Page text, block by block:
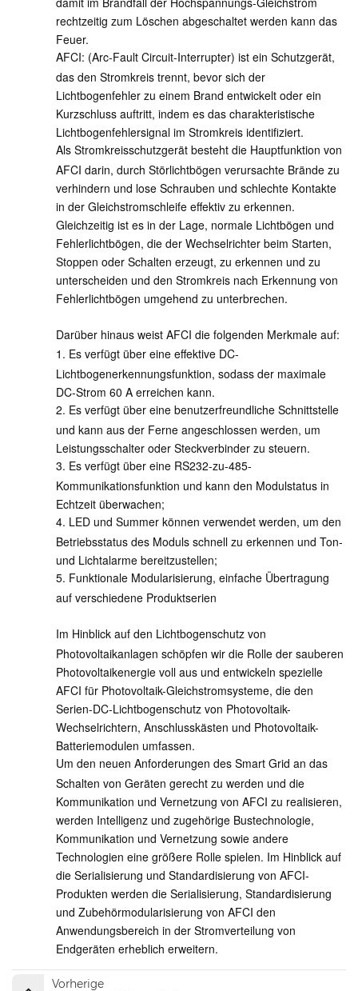
rechtzeitig zum Löschen abgeschaltet werden kann das
Feuer.
AFCI: (Arc-Fault Circuit-Interrupter) ist ein Schutzgerät,
das den Stromkreis trennt, bevor sich der
Lichtbogenfehler zu einem Brand entwickelt oder ein
Kurzschluss auftritt, indem es das charakteristische
Lichtbogenfehlersignal im Stromkreis identifiziert.
Als Stromkreisschutzgerät besteht die Hauptfunktion von
AFCI darin, durch Störlichtbögen verursachte Brände zu
verhindern und lose Schrauben und schlechte Kontakte
in der Gleichstromschleife effektiv zu erkennen.
Gleichzeitig ist es in der Lage, normale Lichtbögen und
Fehlerlichtbögen, die der Wechselrichter beim Starten,
Stoppen oder Schalten erzeugt, zu erkennen und zu
unterscheiden und den Stromkreis nach Erkennung von
Fehlerlichtbögen umgehend zu unterbrechen.
Darüber hinaus weist AFCI die folgenden Merkmale auf:
1. Es verfügt über eine effektive DC-
Lichtbogenerkennungsfunktion, sodass der maximale
DC-Strom 60 A erreichen kann.
2. Es verfügt über eine benutzerfreundliche Schnittstelle
und kann aus der Ferne angeschlossen werden, um
Leistungsschalter oder Steckverbinder zu steuern.
3. Es verfügt über eine RS232-zu-485-
Kommunikationsfunktion und kann den Modulstatus in
Echtzeit überwachen;
4. LED und Summer können verwendet werden, um den
Betriebsstatus des Moduls schnell zu erkennen und Ton-
und Lichtalarme bereitzustellen;
5. Funktionale Modularisierung, einfache Übertragung
auf verschiedene Produktserien
Im Hinblick auf den Lichtbogenschutz von
Photovoltaikanlagen schöpfen wir die Rolle der sauberen
Photovoltaikenergie voll aus und entwickeln spezielle
AFCI für Photovoltaik-Gleichstromsysteme, die den
Serien-DC-Lichtbogenschutz von Photovoltaik-
Wechselrichtern, Anschlusskästen und Photovoltaik-
Batteriemodulen umfassen.
Um den neuen Anforderungen des Smart Grid an das
Schalten von Geräten gerecht zu werden und die
Kommunikation und Vernetzung von AFCI zu realisieren,
werden Intelligenz und zugehörige Bustechnologie,
Kommunikation und Vernetzung sowie andere
Technologien eine größere Rolle spielen. Im Hinblick auf
die Serialisierung und Standardisierung von AFCI-
Produkten werden die Serialisierung, Standardisierung
und Zubehörmodularisierung von AFCI den
Anwendungsbereich in der Stromverteilung von
Endgeräten erheblich erweitern.
Vorherige